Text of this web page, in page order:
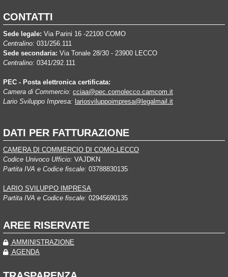
CONTATTI
Sede legale: Via Parini 16 -22100 COMO
Centralino: 031/256.111
Sede secondaria: Via Tonale 28/30 - 23900 LECCO
Centralino: 0341/292.111
PEC - Posta elettronica certificata:
Camera di Commercio: cciaa@pec.comolecco.camcom.it
Lario Sviluppo Impresa: lariosviluppoimpresa@legalmail.it
DATI PER FATTURAZIONE
CAMERA DI COMMERCIO DI COMO-LECCO
Codice Univoco Ufficio: VAJDKN
Partita IVA e Codice fiscale: 03788830135
LARIO SVILUPPO IMPRESA
Partita IVA e Codice fiscale: 02945690135
AREE RISERVATE
AMMINISTRAZIONE
AGENDA